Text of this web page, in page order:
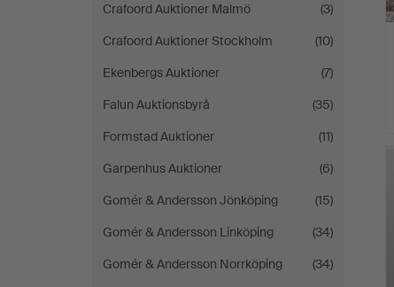
Crafoord Auktioner Malmö
(3)
Crafoord Auktioner Stockholm
(10)
Ekenbergs Auktioner
(7)
Falun Auktionsbyrå
(35)
Formstad Auktioner
(11)
Garpenhus Auktioner
(6)
Gomér & Andersson Jönköping
(15)
Gomér & Andersson Linköping
(34)
Gomér & Andersson Norrköping
(34)